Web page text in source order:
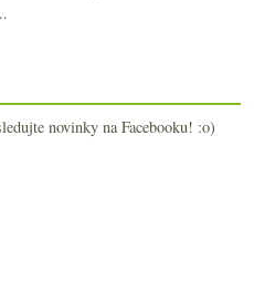
novinky na Facebooku! :o)